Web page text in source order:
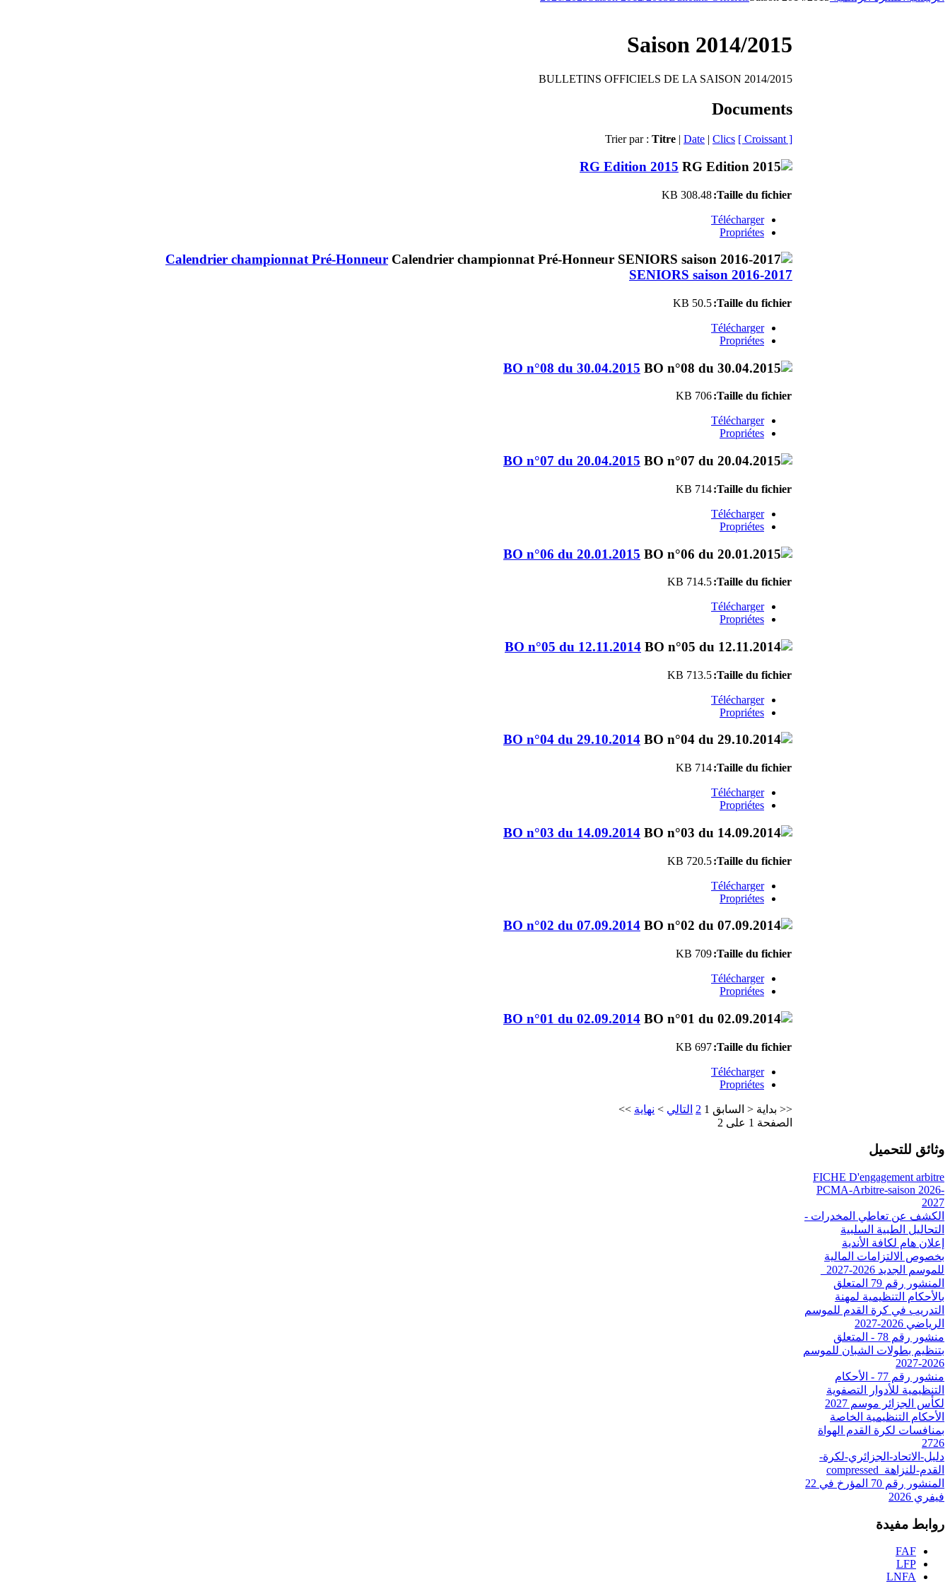
Saison 2014/2015
BULLETINS OFFICIELS DE LA SAISON 2014/2015
Documents
Trier par : Titre | Date | Clics [ Croissant ]
RG Edition 2015
Taille du fichier:
308.48 KB
Télécharger
Propriétes
Calendrier championnat Pré-Honneur
SENIORS saison 2016-2017
Taille du fichier:
50.5 KB
Télécharger
Propriétes
BO n°08 du 30.04.2015
Taille du fichier:
706 KB
Télécharger
Propriétes
BO n°07 du 20.04.2015
Taille du fichier:
714 KB
Télécharger
Propriétes
BO n°06 du 20.01.2015
Taille du fichier:
714.5 KB
Télécharger
Propriétes
BO n°05 du 12.11.2014
Taille du fichier:
713.5 KB
Télécharger
Propriétes
BO n°04 du 29.10.2014
Taille du fichier:
714 KB
Télécharger
Propriétes
BO n°03 du 14.09.2014
Taille du fichier:
720.5 KB
Télécharger
Propriétes
BO n°02 du 07.09.2014
Taille du fichier:
709 KB
Télécharger
Propriétes
BO n°01 du 02.09.2014
Taille du fichier:
697 KB
Télécharger
Propriétes
<< بداية < السابق 1
2 التالي > نهاية >>
الصفحة 1 على 2
وثائق للتحميل
FICHE D'engagement arbitre
PCMA-Arbitre-saison 2026-
2027
الكشف عن تعاطي المخدرات -
التحاليل الطبية السلبية
إعلان هام لكافة الأندية
بخصوص الالتزامات المالية
للموسم الجديد 2026-2027_
المنشور رقم 79 المتعلق
بالأحكام التنظيمية لمهنة
التدريب في كرة القدم للموسم
الرياضي 2026-2027
منشور رقم 78 - المتعلق
بتنظيم بطولات الشبان للموسم
2026-2027
منشور رقم 77 - الأحكام
التنظيمية للأدوار التصفوية
لكأس الجزائر موسم 2027
الأحكام التنظيمية الخاصة
بمنافسات لكرة القدم الهواة
2726
دليل-الاتحاد-الجزائري-لكرة-
القدم-للنزاهة_compressed
المنشور رقم 70 المؤرخ في 22
فيفري 2026
روابط مفيدة
FAF
LFP
LNFA